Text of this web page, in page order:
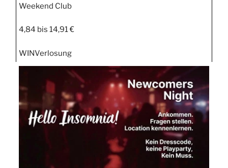
Weekend Club
4,84 bis 14,91 €
WINVerlosung